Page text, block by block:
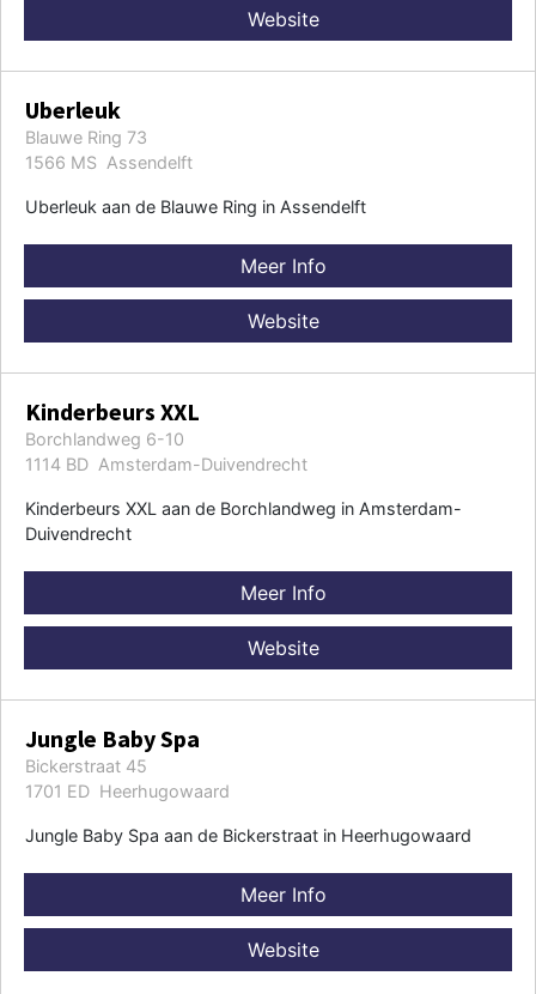
Website
Uberleuk
Blauwe Ring 73
1566 MS Assendelft
Uberleuk aan de Blauwe Ring in Assendelft
Meer Info
Website
Kinderbeurs XXL
Borchlandweg 6-10
1114 BD Amsterdam-Duivendrecht
Kinderbeurs XXL aan de Borchlandweg in Amsterdam-
Duivendrecht
Meer Info
Website
Jungle Baby Spa
Bickerstraat 45
1701 ED Heerhugowaard
Jungle Baby Spa aan de Bickerstraat in Heerhugowaard
Meer Info
Website